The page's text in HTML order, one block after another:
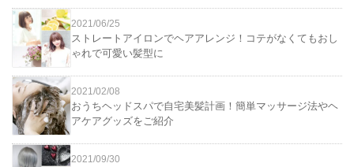
2021/06/25
ストレートアイロンでヘアアレンジ！コテがなくてもおし
ゃれで可愛い髪型に
2021/02/08
おうちヘッドスパで自宅美髪計画！簡単マッサージ法やヘ
アケアグッズをご紹介
2021/09/30